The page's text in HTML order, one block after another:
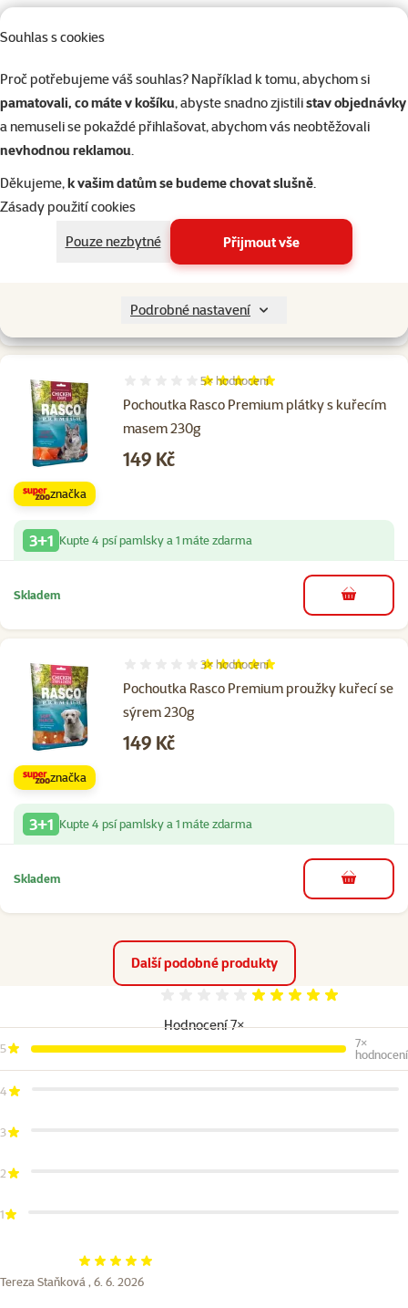
Souhlas s cookies
Proč potřebujeme váš souhlas? Například k tomu, abychom si
pamatovali, co máte v košíku, abyste snadno zjistilistav objednávky
a nemuseli se pokaždé přihlašovat, abychom vás neobtěžovali
nevhodnou reklamou.
Děkujeme,k vašim datům se budeme chovat slušně.
Zásady použití cookies
Pouze nezbytné
Přijmout vše
Podrobné nastavení
Pochoutka Rasco Premium kolečka z
kuřecího masa 230g
Hodnocení 93%, počet hodnocení: 3
3× hodnocení
Cena
149 Kč
značka
Kupte 4 psí pamlsky a 1 máte zdarma
Pochoutka Rasco Premium plátky s kuřecím
masem 230g
Hodnocení 100%, počet hodnocení: 5
5× hodnocení
Cena
149 Kč
značka
3+1 Kupte 4 psí pamlsky a 1 máte zdarma
Skladem do košíku
Pochoutka Rasco Premium proužky kuřecí se
sýrem 230g
Hodnocení 100%, počet hodnocení: 3
3× hodnocení
Cena
149 Kč
značka
3+1 Kupte 4 psí pamlsky a 1 máte zdarma
Skladem do košíku
Další podobné produkty
Hodnocení 7×
Hodnocení 100%
5
7×
hodnocení
4
3
2
1
Hodnocení 100%
Tereza Staňková , 6. 6. 2026